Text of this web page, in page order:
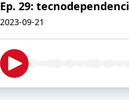
Ep. 29:
2023-09-21